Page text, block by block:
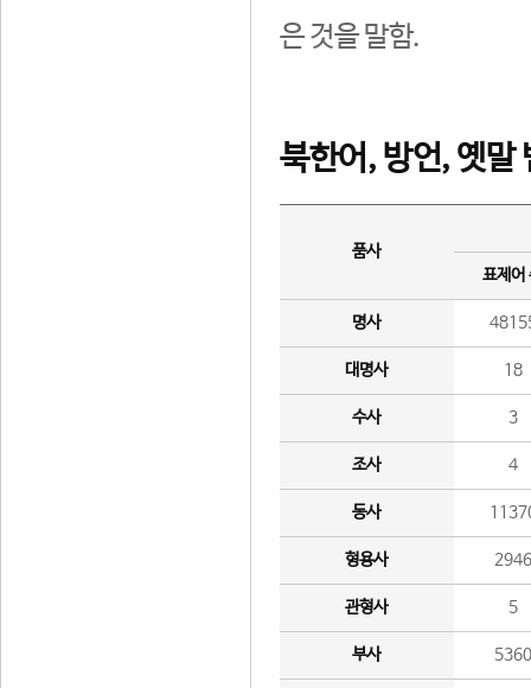
은 것을 말함.
북한어, 방언, 옛말
품사
표제어
명사
대명사 18
수사 3
조사 4
동사
형용사 2946
관형사 5
부사 5360